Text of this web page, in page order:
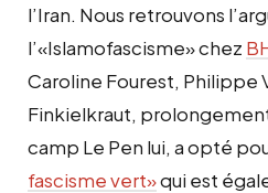
l’Iran. Nous retrouvons
l’«Islamofascisme» chez
Caroline Fourest, Philippe
Finkielkraut,
camp Le Pen lui, a opté
fascisme vert»qui est